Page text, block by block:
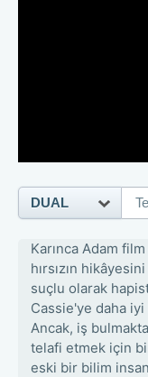
Karınca Adam
hırsızın
suçlu olarak
Cassie'ye daha
Ancak, iş
telafi etmek için
eski bir bilim
DUAL